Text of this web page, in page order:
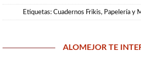
Etiquetas: Cuadernos Frikis, Papelería y
ALOMEJOR TE